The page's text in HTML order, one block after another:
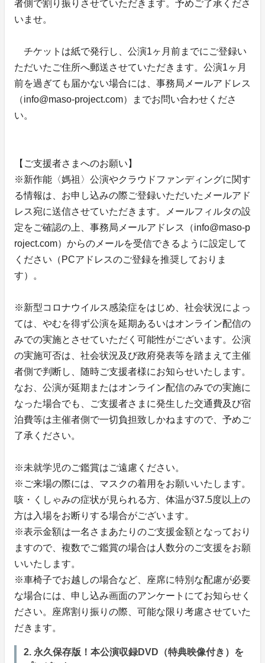
者側で割り振りさせていただきます。予めご了承くださ
いませ。
チケットは紙で発行し、公演1ヶ月前までにご登録い
ただいたご住所へ郵送させていただきます。公演1ヶ月
前を過ぎても届かない場合には、事務局メールアドレス
（info@maso-project.com）までお問い合わせくださ
い。
【ご支援者さまへのお願い】
※新作能〈媽祖〉公演やクラウドファンディングに関す
る情報は、お申し込みの際ご登録いただいたメールアド
レス宛に送信させていただきます。メールフィルタの設
定をご確認の上、事務局メールアドレス（info@maso-p
roject.com）からのメールを受信できるように設定して
ください（PCアドレスのご登録を推奨しておりま
す）。
※新型コロナウイルス感染症をはじめ、社会状況によっ
ては、やむを得ず公演を延期あるいはオンライン配信の
みでの実施とさせていただく可能性がございます。公演
の実施可否は、社会状況及び政府発表等を踏まえて主催
者側で判断し、随時ご支援者様にお知らせいたします。
なお、公演が延期またはオンライン配信のみでの実施に
なった場合でも、ご支援者さまに発生した交通費及び宿
泊費等は主催者側で一切負担致しかねますので、予めご
了承ください。
※未就学児のご鑑賞はご遠慮ください。
※ご来場の際には、マスクの着用をお願いいたします。
咳・くしゃみの症状が見られる方、体温が37.5度以上の
方は入場をお断りする場合がございます。
※表示金額は一名さまあたりのご支援金額となっており
ますので、複数でご鑑賞の場合は人数分のご支援をお願
いいたします。
※車椅子でお越しの場合など、座席に特別な配慮が必要
な場合には、申し込み画面のアンケートにてお知らせく
ださい。座席割り振りの際、可能な限り考慮させていた
だきます。
2. 永久保存版！本公演収録DVD（特典映像付き）を